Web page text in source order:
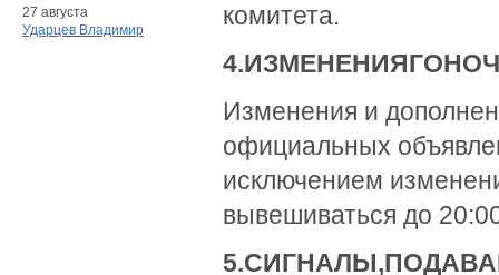
комитета.
4.ИЗМЕНЕНИЯ
Изменения и
официальных
исключением
вывешиваться до
5.СИГНАЛЫ,
27 августа
Ударцев Владимир